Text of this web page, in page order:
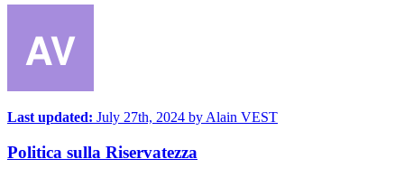
Last updated: July 27th, 2024 by Alain VEST
Politica sulla Riservatezza